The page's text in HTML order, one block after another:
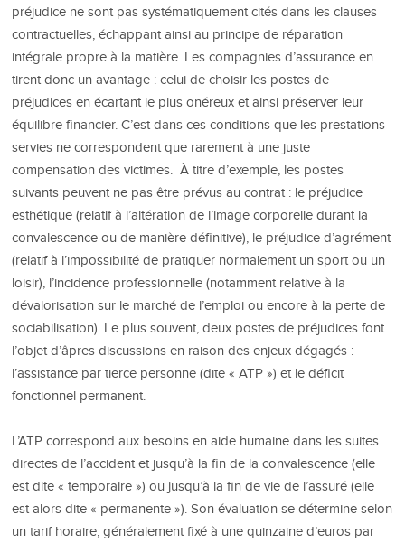
préjudice ne sont pas systématiquement cités dans les clauses
contractuelles, échappant ainsi au principe de réparation
intégrale propre à la matière. Les compagnies d’assurance en
tirent donc un avantage : celui de choisir les postes de
préjudices en écartant le plus onéreux et ainsi préserver leur
équilibre financier. C’est dans ces conditions que les prestations
servies ne correspondent que rarement à une juste
compensation des victimes. À titre d’exemple, les postes
suivants peuvent ne pas être prévus au contrat : le préjudice
esthétique (relatif à l’altération de l’image corporelle durant la
convalescence ou de manière définitive), le préjudice d’agrément
(relatif à l’impossibilité de pratiquer normalement un sport ou un
loisir), l’incidence professionnelle (notamment relative à la
dévalorisation sur le marché de l’emploi ou encore à la perte de
sociabilisation). Le plus souvent, deux postes de préjudices font
l’objet d’âpres discussions en raison des enjeux dégagés :
l’assistance par tierce personne (dite « ATP ») et le déficit
fonctionnel permanent.
L’ATP correspond aux besoins en aide humaine dans les suites
directes de l’accident et jusqu’à la fin de la convalescence (elle
est dite « temporaire ») ou jusqu’à la fin de vie de l’assuré (elle
est alors dite « permanente »). Son évaluation se détermine selon
un tarif horaire, généralement fixé à une quinzaine d’euros par